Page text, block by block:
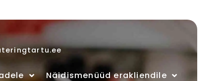
Näidismenüüd erakliendile